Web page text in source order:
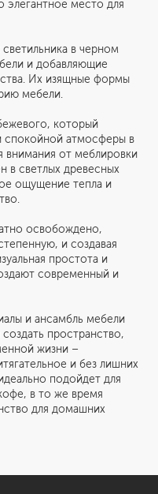
элегантное место для
в черном
и добавляющие
Их изящные формы
мебели.
который
спокойной атмосферы в
от меблировки
в светлых древесных
ощущение тепла и
освобождено,
и создавая
простота и
современный и
и ансамбль мебели
пространство,
жизни –
и без лишних
подойдет для
в то же время
для домашних